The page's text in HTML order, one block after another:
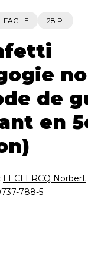
FACILE 28 P.
de
en
LECLERCQ Norbert
788-5